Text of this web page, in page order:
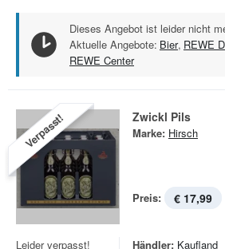
Dieses Angebot ist leider nicht
Aktuelle Angebote: Bier, REWE
REWE Center
Verpasst! Zwickl Pils
Marke: Hirsch
Preis: € 17,99
Leider verpasst!
Händler: Kaufland